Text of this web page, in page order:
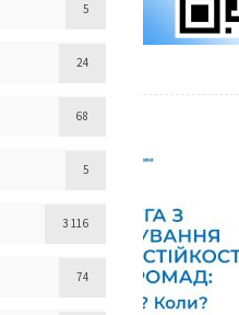
5
24
68
5
3 116
74